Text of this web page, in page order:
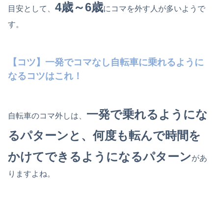
目安として、 4歳～6歳にコマを外す人が多いようで
す。
【コツ】一発でコマなし自転車に乗れるように
なるコツはこれ！
自転車のコマ外しは、 一発で乗れるようにな
るパターンと、何度も転んで時間を
かけてできるようになるパターンがあ
りますよね。